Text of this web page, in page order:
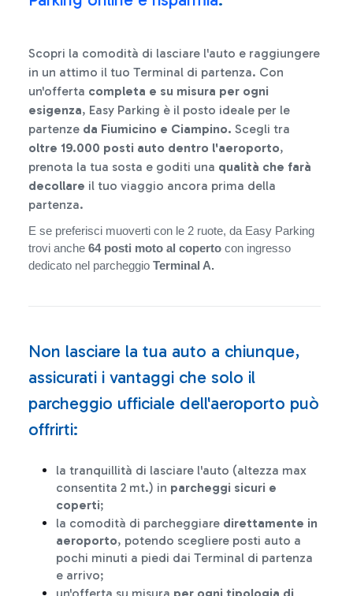
Scopri la comodità di lasciare l'auto e raggiungere
in un attimo il tuo Terminal di partenza. Con
un'offerta completa e su misura per ogni
esigenza, Easy Parking è il posto ideale per le
partenze da Fiumicino e Ciampino. Scegli tra
oltre 19.000 posti auto dentro l'aeroporto,
prenota la tua sosta e goditi una qualità che farà
decollare il tuo viaggio ancora prima della
partenza.
E se preferisci muoverti con le 2 ruote, da Easy Parking
trovi anche 64 posti moto al coperto con ingresso
dedicato nel parcheggio Terminal A.
Non lasciare la tua auto a chiunque,
assicurati i vantaggi che solo il
parcheggio ufficiale dell'aeroporto può
offrirti:
la tranquillità di lasciare l'auto (altezza max
consentita 2 mt.) in parcheggi sicuri e
coperti;
la comodità di parcheggiare direttamente in
aeroporto, potendo scegliere posti auto a
pochi minuti a piedi dai Terminal di partenza
e arrivo;